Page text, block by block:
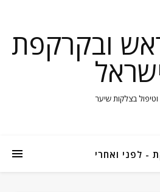
ובקרקפת
וטיפול בצלקות שיער
- לפני ואחרי